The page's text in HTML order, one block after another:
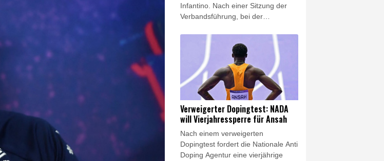
Infantino. Nach einer Sitzung der
Verbandsführung, bei der
umstrittenen FIFA-Chefs erörtert
wurde, sagte die NFF-Vorsitzende
Lise Klaveness auf einer
Pressekonferenz: "Wir werden den
FIFA-Präsidenten jetzt zum Rücktritt
auffordern."
Verweigerter Dopingtest: NADA
will Vierjahressperre für Ansah
Nach einem verweigerten
Dopingtest fordert die Nationale Anti
Doping Agentur eine vierjährige